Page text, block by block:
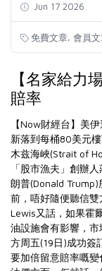
Jun 17 2026
免費文章, 會員
【名家給力
賠率
【Now財經台】美
新落到每桶80美元
木兹海峽(Strait of
「股市漁夫」創辦
朗普(Donald
前，唔好隨便聽信雙
Lewis又話，如果霍
油設施會有影響，
方周五(19日)成功簽
要加倍留意賠率嘅變